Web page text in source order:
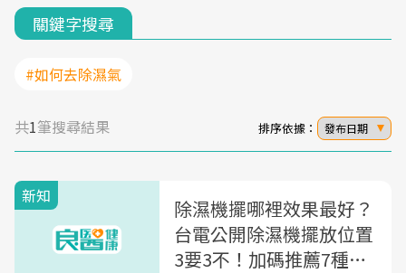
關鍵字搜尋
#如何去除濕氣
共1筆搜尋結果 排序依據： 發布日期
新知
除濕機擺哪裡效果最好？
台電公開除濕機擺放位置
3要3不！加碼推薦7種除